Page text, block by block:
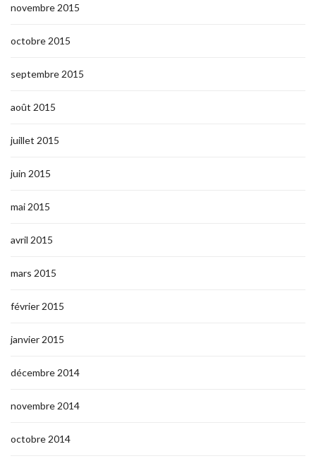
novembre 2015
octobre 2015
septembre 2015
août 2015
juillet 2015
juin 2015
mai 2015
avril 2015
mars 2015
février 2015
janvier 2015
décembre 2014
novembre 2014
octobre 2014